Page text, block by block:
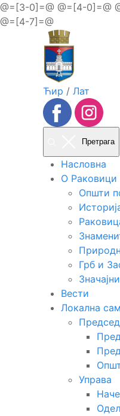
@=[3-0]=@ @=[4-0]=@
@=[4-7]=@
Ћир / Лат
Претрага
Насловна
О Раковици
Општи
Грб и
Вести
Локална
Управа